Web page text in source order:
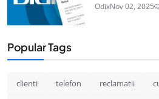
OdixNov 02, 2025
Popular Tags
clienti telefon reclamatii